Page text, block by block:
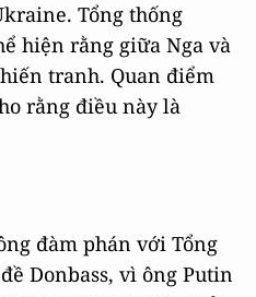
Tổng thống
hiện rằng giữa Nga và
tranh. Quan điểm
rằng điều này là
đàm phán với Tổng
Donbass, vì ông Putin